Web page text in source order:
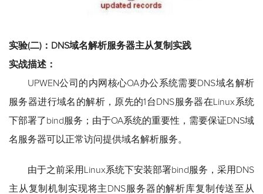
实验(二)：DNS域名解析服务器主从复制实践
实战描述：
UPWEN公司的内网核心OA办公系统需要DNS域名解析
服务器进行域名的解析，原先的1台DNS服务器在Linux系统
下部署了bind服务；由于OA系统的重要性，需要保证DNS域
名服务器可以正常访问提供域名解析服务。
由于之前采用Linux系统下安装部署bind服务，采用DNS
主从复制机制实现将主DNS服务器的解析库复制传送至从